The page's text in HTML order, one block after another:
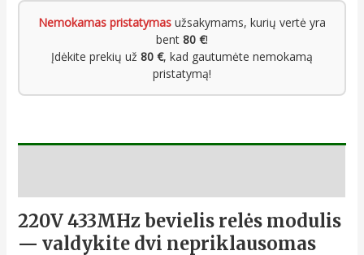
Nemokamas pristatymas užsakymams, kurių vertė yra
bent 80 €!
Įdėkite prekių už 80 €, kad gautumėte nemokamą
pristatymą!
220V 433MHz bevielis relės modulis
— valdykite dvi nepriklausomas